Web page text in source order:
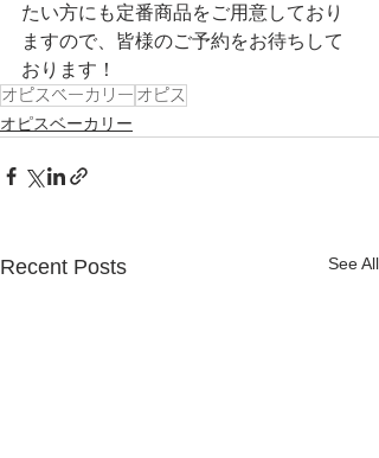
たい方にも定番商品をご用意しており
ますので、皆様のご予約をお待ちして
おります！
オピスベーカリー オピス
オピスベーカリー
Recent Posts See All